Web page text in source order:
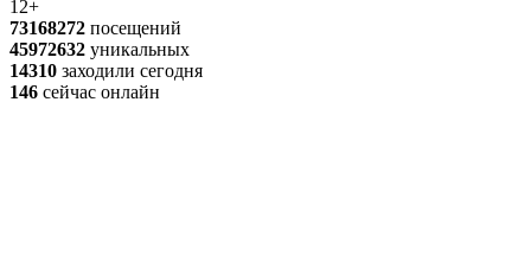
12+
73168272 посещений
45972632 уникальных
14310 заходили сегодня
146 сейчас онлайн